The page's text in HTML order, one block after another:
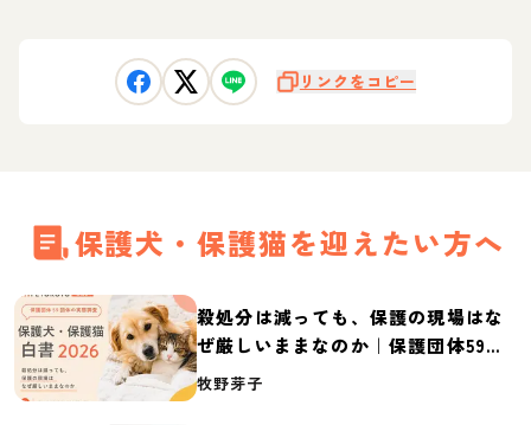
リンクをコピー
保護犬・保護猫を迎えたい方へ
殺処分は減っても、保護の現場はな
ぜ厳しいままなのか｜保護団体59団
体の実態調査【保護犬・保護猫白書
牧野芽子